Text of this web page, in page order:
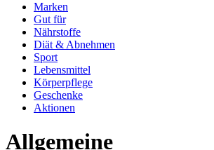
Marken
Gut für
Nährstoffe
Diät & Abnehmen
Sport
Lebensmittel
Körperpflege
Geschenke
Aktionen
Allgemeine